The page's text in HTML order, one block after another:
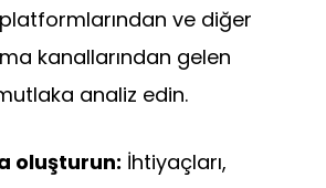
ve diğer
kanallarından gelen
analiz edin.
oluşturun: İhtiyaçları,